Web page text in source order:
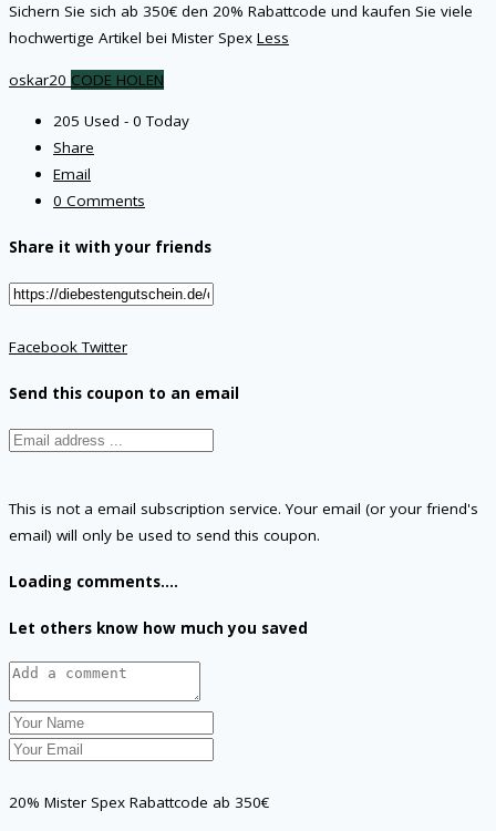
Sichern Sie sich ab 350€ den 20% Rabattcode und kaufen Sie viele
hochwertige Artikel bei Mister Spex Less
oskar20 CODE HOLEN
205 Used - 0 Today
Share
Email
0 Comments
Share it with your friends
FacebookTwitter
Send this coupon to an email
This is not a email subscription service. Your email (or your friend's
email) will only be used to send this coupon.
Loading comments....
Let others know how much you saved
20% Mister Spex Rabattcode ab 350€